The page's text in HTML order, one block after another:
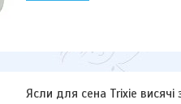
Ясли для сена Trixie висячі